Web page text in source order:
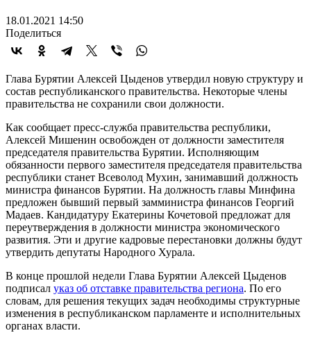
18.01.2021 14:50
Поделиться
Глава Бурятии Алексей Цыденов утвердил новую структуру и
состав республиканского правительства. Некоторые члены
правительства не сохранили свои должности.
Как сообщает пресс-служба правительства республики,
Алексей Мишенин освобожден от должности заместителя
председателя правительства Бурятии. Исполняющим
обязанности первого заместителя председателя правительства
республики станет Всеволод Мухин, занимавший должность
министра финансов Бурятии. На должность главы Минфина
предложен бывший первый замминистра финансов Георгий
Мадаев. Кандидатуру Екатерины Кочетовой предложат для
переутверждения в должности министра экономического
развития. Эти и другие кадровые перестановки должны будут
утвердить депутаты Народного Хурала.
В конце прошлой недели Глава Бурятии Алексей Цыденов
подписал указ об отставке правительства региона. По его
словам, для решения текущих задач необходимы структурные
изменения в республиканском парламенте и исполнительных
органах власти.